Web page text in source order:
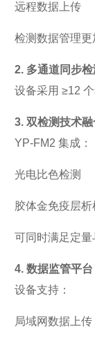
远程数据上传
检测数据管理
2. 多通道同步检
设备采用 ≥12
3. 双检测技术融
YP-FM2 集成：
光电比色检测
胶体金免疫层析
可同时满足定
4. 数据监管平台
设备支持：
局域网数据上传